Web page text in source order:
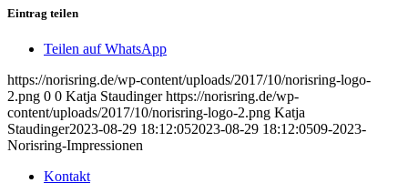
Eintrag teilen
Teilen auf WhatsApp
https://norisring.de/wp-content/uploads/2017/10/norisring-logo-
2.png 0 0 Katja Staudinger https://norisring.de/wp-
content/uploads/2017/10/norisring-logo-2.png Katja
Staudinger2023-08-29 18:12:052023-08-29 18:12:0509-2023-
Norisring-Impressionen
Kontakt